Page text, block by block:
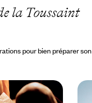
la Toussaint
pour bien préparer son